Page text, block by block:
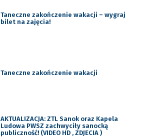
Taneczne zakończenie wakacji – wygraj
bilet na zajęcia!
Taneczne zakończenie wakacji
AKTUALIZACJA: ZTL Sanok oraz Kapela
Ludowa PWSZ zachwyciły sanocką
publiczność! (VIDEO HD , ZDJECIA )